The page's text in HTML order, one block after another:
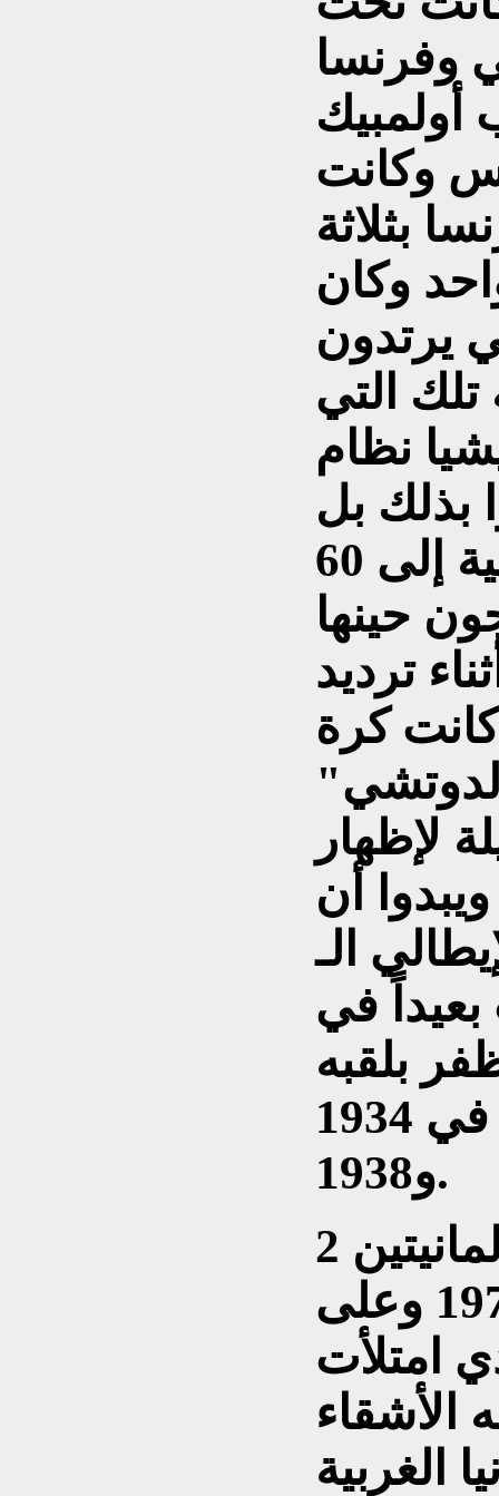
وفرنسا
أولمبيك
وكانت
بثلاثة
وكان
يرتدون
التي
نظام
بذلك بل
قاموا بتوجيه التحية الفاشية إلى 60
حينها
ترديد
كانت كرة
لإظهار
أن
الـ
في
بلقبه
التاريخي الثاني توالياً في 1934
و1938.
هامبورغ 22 حزيران 1974 وعلى
امتلأت
الأشقاء
الغربية